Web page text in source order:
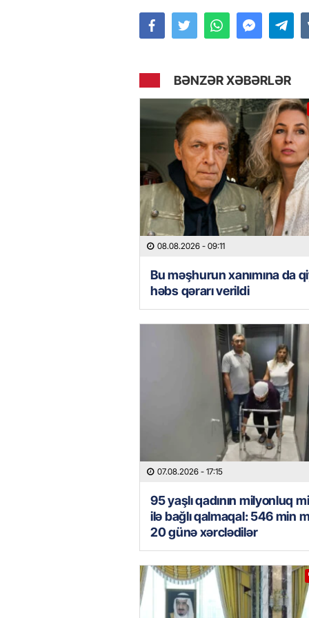
BƏNZƏR XƏBƏRLƏR
08.08.2026 - 09:11
Bu məşhurun xanımına da
həbs qərarı verildi
07.08.2026 - 17:15
95 yaşlı qadının milyonluq
ilə bağlı qalmaqal: 546 min
20 günə xərclədilər